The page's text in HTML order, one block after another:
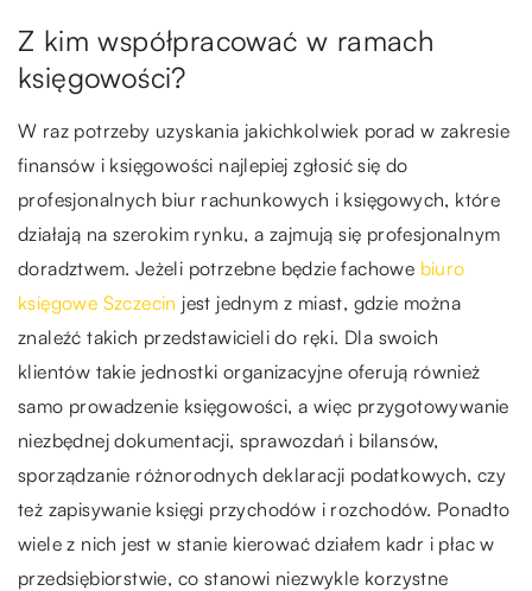
Z kim współpracować w ramach
księgowości?
W raz potrzeby uzyskania jakichkolwiek porad w zakresie
finansów i księgowości najlepiej zgłosić się do
profesjonalnych biur rachunkowych i księgowych, które
działają na szerokim rynku, a zajmują się profesjonalnym
doradztwem. Jeżeli potrzebne będzie fachowe biuro
księgowe Szczecin jest jednym z miast, gdzie można
znaleźć takich przedstawicieli do ręki. Dla swoich
klientów takie jednostki organizacyjne oferują również
samo prowadzenie księgowości, a więc przygotowywanie
niezbędnej dokumentacji, sprawozdań i bilansów,
sporządzanie różnorodnych deklaracji podatkowych, czy
też zapisywanie księgi przychodów i rozchodów. Ponadto
wiele z nich jest w stanie kierować działem kadr i płac w
przedsiębiorstwie, co stanowi niezwykle korzystne